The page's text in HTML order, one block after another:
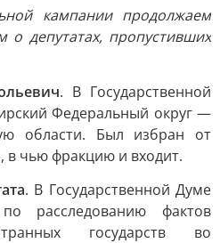
кампании продолжаем
о депутатах, пропустивших
. В Государственной
Федеральный округ —
области. Был избран от
в чью фракцию и входит.
. В Государственной Думе
расследованию фактов
государств во